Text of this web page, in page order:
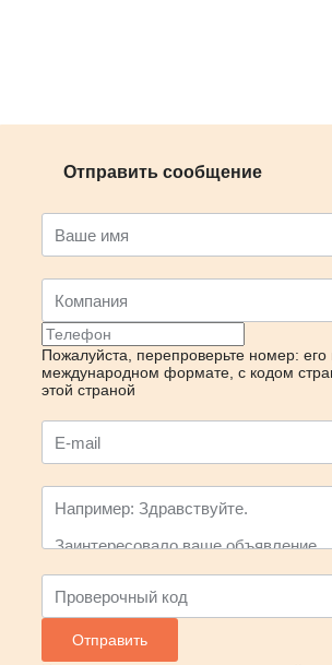
Отправить сообщение
Пожалуйста, перепроверьте номер: его
международном формате, с кодом
этой страной